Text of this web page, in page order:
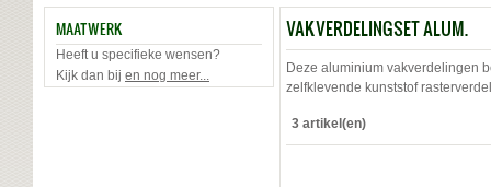
VAKVERDELINGSET ALUM.
Deze aluminium vakverdelingen
zelfklevende kunststof
3 artikel(en)
MAATWERK
Heeft u specifieke wensen?
Kijk dan bij en nog meer...